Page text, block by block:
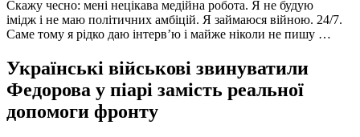
Скажу чесно: мені нецікава медійна робота. Я не будую
імідж і не маю політичних амбіцій. Я займаюся війною. 24/7.
Саме тому я рідко даю інтерв’ю і майже ніколи не пишу …
Українські військові звинуватили
Федорова у піарі замість реальної
допомоги фронту